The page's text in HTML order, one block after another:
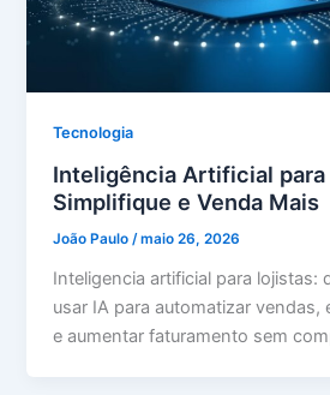
Tecnologia
Inteligência Artificial para
Simplifique e Venda Mais
João Paulo/maio 26, 2026
Inteligencia artificial para lojistas:
usar IA para automatizar vendas,
e aumentar faturamento sem